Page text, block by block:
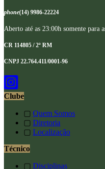
phone(14) 9986-22224
Aberto até as 23:00h somente para
CR 114805 / 2ª RM
CNPJ 22.764.411/0001-96
Clube
▢ Quem Somos
▢ Diretoria
▢ Localização
Técnico
▢ Disciplinas